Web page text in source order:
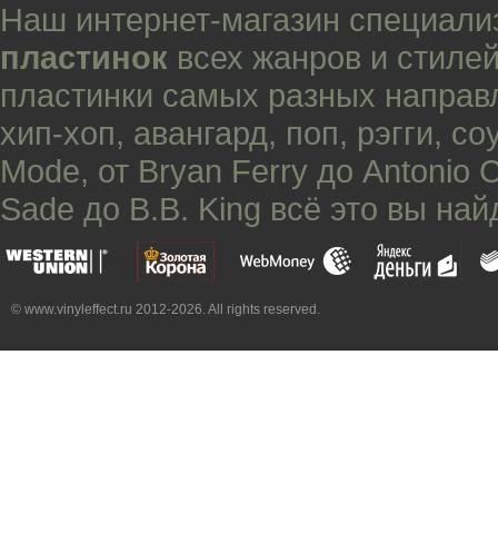
Наш интернет-магазин
пластинок всех жанров и
пластинки самых разных
хип-хоп, авангард, поп, рэгги,
Mode, от Bryan Ferry до Antonio
Sade до B.B. King всё это вы
© www.vinyleffect.ru 2012-2026. All rights reserved.